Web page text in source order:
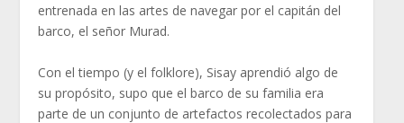
entrenada en las artes de navegar por el capitán del
barco, el señor Murad.
Con el tiempo (y el folklore), Sisay aprendió algo de
su propósito, supo que el barco de su familia era
parte de un conjunto de artefactos recolectados para